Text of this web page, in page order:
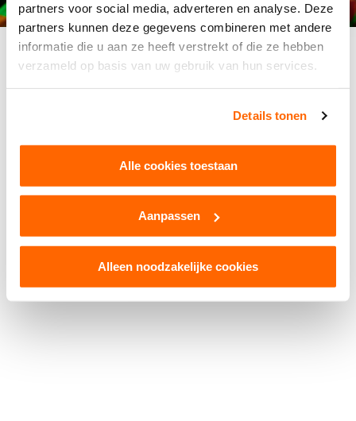
partners voor social media, adverteren en analyse. Deze
partners kunnen deze gegevens combineren met andere
informatie die u aan ze heeft verstrekt of die ze hebben
verzameld op basis van uw gebruik van hun services.
Details tonen
Alle cookies toestaan
Aanpassen
Alleen noodzakelijke cookies
Snapchat
Threads
Delen
© 2026 Kruikenstad. Product van2manydots
Colofon Cookies Disclaimer Privacy